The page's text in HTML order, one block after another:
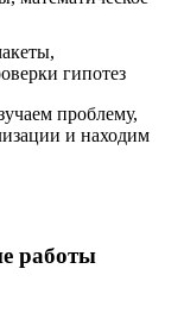
гипотез
проблему,
и находим
работы